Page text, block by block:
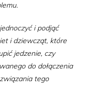
i podjąć
i dziewcząt, które
jedzenie, czy
do dołączenia
tego